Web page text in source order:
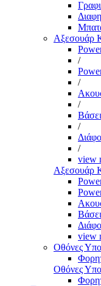
Αξεσουάρ
/
/
/
/
/
view
Αξεσουάρ
view
Οθόνες
Οθόνες